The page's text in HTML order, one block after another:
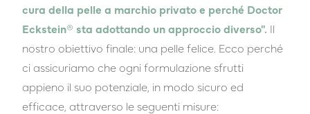
cura della pelle a marchio privato e perché Doctor
Eckstein® sta adottando un approccio diverso". Il
nostro obiettivo finale: una pelle felice. Ecco perché
ci assicuriamo che ogni formulazione sfrutti
appieno il suo potenziale, in modo sicuro ed
efficace, attraverso le seguenti misure: